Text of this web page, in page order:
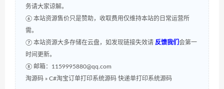
务请大家谅解。
⑥ 本站资源售价只是赞助，收取费用仅维持本站的日常运营所
需。
⑦ 本站资源大多存储在云盘，如发现链接失效请 反馈我们 会第一
时间更新。
⑧ 邮箱：1159995880@qq.com
淘源码 » C#淘宝订单打印系统源码 快递单打印系统源码